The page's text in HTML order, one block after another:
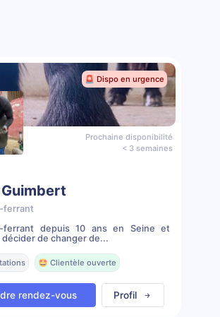
🚨 Dispo en urgence
Prochaine disponibilité
< 3 semaines
ferrant
ferrant depuis 10 ans en Seine et
décider de changer de...
🤩 Clientèle ouverte
rendez-vous Profil